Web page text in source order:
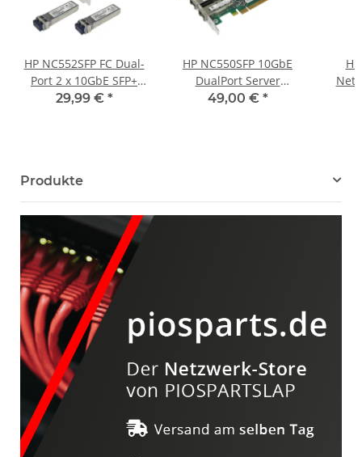
HP NC552SFP FC Dual-
Port 2 x 10GbE SFP+
PCI-Express Server
29,99 € *
HP NC550SFP 10GbE
DualPort Server
Adapter 586444-001
49,00 € *
Produkte